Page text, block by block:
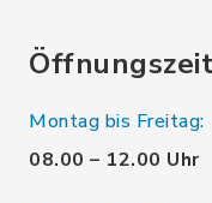
Montag bis Freitag:
08.00 – 12.00 Uhr